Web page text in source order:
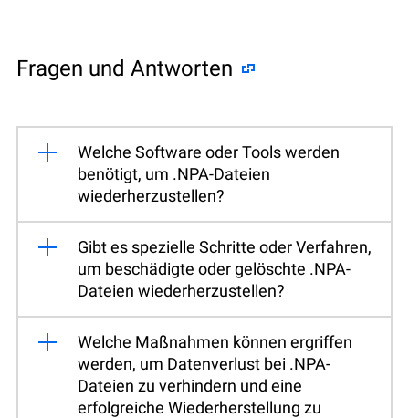
Fragen und Antworten
Welche Software oder Tools werden
benötigt, um .NPA-Dateien
wiederherzustellen?
Gibt es spezielle Schritte oder Verfahren,
um beschädigte oder gelöschte .NPA-
Dateien wiederherzustellen?
Welche Maßnahmen können ergriffen
werden, um Datenverlust bei .NPA-
Dateien zu verhindern und eine
erfolgreiche Wiederherstellung zu